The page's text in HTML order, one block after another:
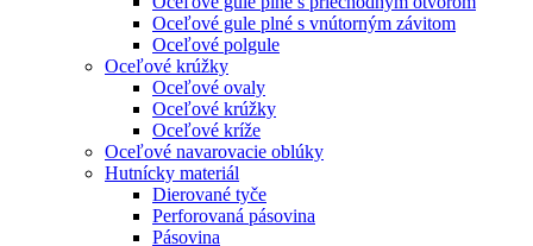
Oceľové gule plné s vnútorným závitom
Oceľové polgule
Oceľové krúžky
Oceľové ovaly
Oceľové krúžky
Oceľové kríže
Oceľové navarovacie oblúky
Hutnícky materiál
Dierované tyče
Perforovaná pásovina
Pásovina